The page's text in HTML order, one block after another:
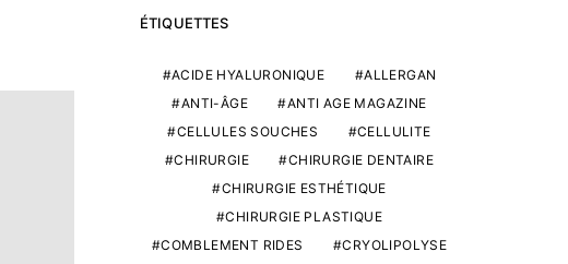
ÉTIQUETTES
ACIDE HYALURONIQUE
ALLERGAN
ANTI-ÂGE
ANTI AGE MAGAZINE
CELLULES SOUCHES
CELLULITE
CHIRURGIE
CHIRURGIE DENTAIRE
CHIRURGIE ESTHÉTIQUE
CHIRURGIE PLASTIQUE
COMBLEMENT RIDES
CRYOLIPOLYSE